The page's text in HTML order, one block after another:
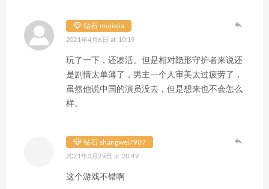
钻石 mujiajia
2021年4月6日 at 10:19
玩了一下，还凑活。但是相对隐形守护者来说还
是剧情太单薄了，男主一个人审美太过疲劳了，
虽然他说中国的演员没去，但是想来也不会怎么
样。
钻石 shangwei7907
2021年3月29日 at 20:49
这个游戏不错啊